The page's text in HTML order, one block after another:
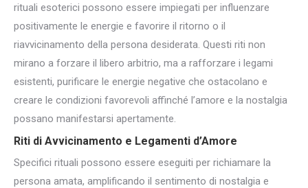
rituali esoterici possono essere impiegati per influenzare
positivamente le energie e favorire il ritorno o il
riavvicinamento della persona desiderata. Questi riti non
mirano a forzare il libero arbitrio, ma a rafforzare i legami
esistenti, purificare le energie negative che ostacolano e
creare le condizioni favorevoli affinché l’amore e la nostalgia
possano manifestarsi apertamente.
Riti di Avvicinamento e Legamenti d’Amore
Specifici rituali possono essere eseguiti per richiamare la
persona amata, amplificando il sentimento di nostalgia e